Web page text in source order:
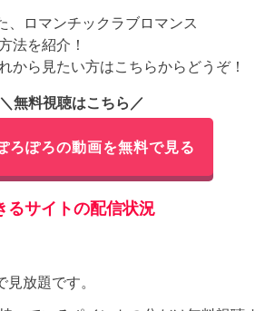
、ロマンチックラブロマンス
法を紹介！
から見たい方はこちらからどうぞ！
＼無料視聴はこちら／
ろぽろの動画を無料で見る
るサイトの配信状況
放題です。